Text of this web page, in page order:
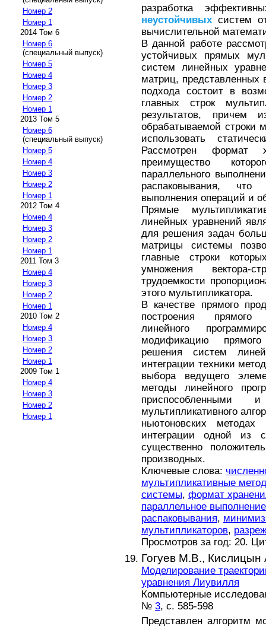
Номер 2
Номер 1
2014 Том 6
Номер 6
(специальный выпуск)
Номер 5
Номер 4
Номер 3
Номер 2
Номер 1
2013 Том 5
Номер 6
(специальный выпуск)
Номер 5
Номер 4
Номер 3
Номер 2
Номер 1
2012 Том 4
Номер 4
Номер 3
Номер 2
Номер 1
2011 Том 3
Номер 4
Номер 3
Номер 2
Номер 1
2010 Том 2
Номер 4
Номер 3
Номер 2
Номер 1
2009 Том 1
Номер 4
Номер 3
Номер 2
Номер 1
разработка
неустойчивых систем
вычислительной
В данной работе
устойчивых прямых
систем линейных
матриц,
подхода состоит в
главных строк
результатов, причем
обрабатываемой строки
использовать
Рассмотрен формат
преимущество
параллельного
распаковывания, что
выполнения операций и
Прямые
линейных уравнений
для решения задач
матрицы системы
главные строки
умножения вектора-
трудоемкости
этого мультипликатора.
В качестве прямого
построения прямого
линейного
модификацию прямого
решения систем
интеграции техники
выбора ведущего
методы линейного
мультипликативного
ньютоновских методах
интеграции одной из
существенно
производных.
Ключевые слова:
мультипликативные
системы, формат
параллельное
распаковывания,
мультипликаторов,
Просмотров за год: 20.
Гогуев М.В., Кислицын
Моделирование
уравнения Лиувилля
Компьютерные
№ 3, с. 585-598
Представлен алгоритм